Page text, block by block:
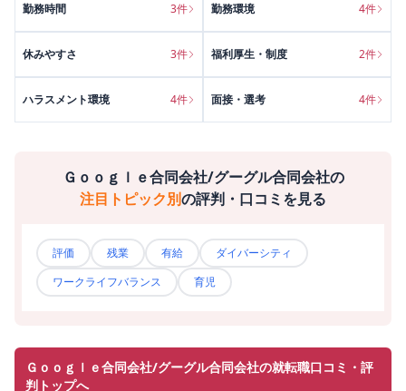
勤務時間 3件 勤務環境 4件
休みやすさ 3件 福利厚生・制度 2件
ハラスメント環境 4件 面接・選考 4件
Ｇｏｏｇｌｅ合同会社/グーグル合同会社の
注目トピック別の評判・口コミを見る
評価 残業 有給
ダイバーシティ
ワークライフバランス
育児
Ｇｏｏｇｌｅ合同会社/グーグル合同会社の就転職口コミ・評
判トップへ